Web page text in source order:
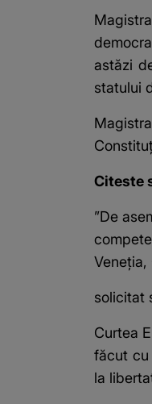
astăzi
statului
Citeste
”De
Veneţia,
solicitat
Curtea
făcut cu
la